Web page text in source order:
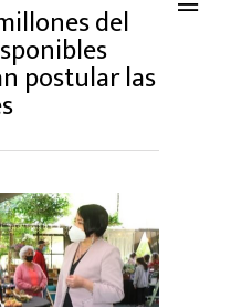
del
postular las